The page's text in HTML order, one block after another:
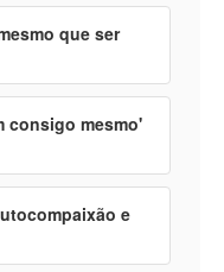
que ser
consigo mesmo'
e